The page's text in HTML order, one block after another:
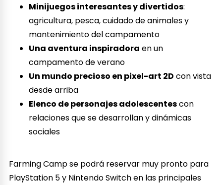
Minijuegos interesantes y divertidos:
agricultura, pesca, cuidado de animales y
mantenimiento del campamento
Una aventura inspiradora en un
campamento de verano
Un mundo precioso en pixel-art 2D con vista
desde arriba
Elenco de personajes adolescentescon
relaciones que se desarrollan y dinámicas
sociales
Farming Camp se podrá reservar muy pronto para
PlayStation 5 y Nintendo Switch en las principales